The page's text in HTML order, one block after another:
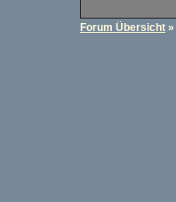
Forum Übersicht »